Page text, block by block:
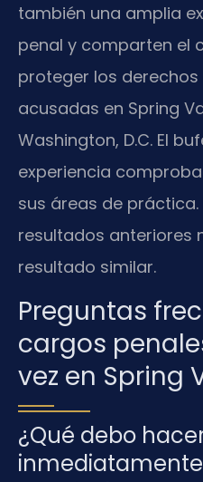
también una amplia
penal y comparten el
proteger los
acusadas en Spring
Washington, D.C. El
experiencia
sus áreas de
resultados anteriores
resultado similar.
Preguntas
cargos
vez en Spring
¿Qué debo